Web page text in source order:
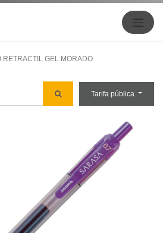
RETRACTIL GEL MORADO
Tarifa pública